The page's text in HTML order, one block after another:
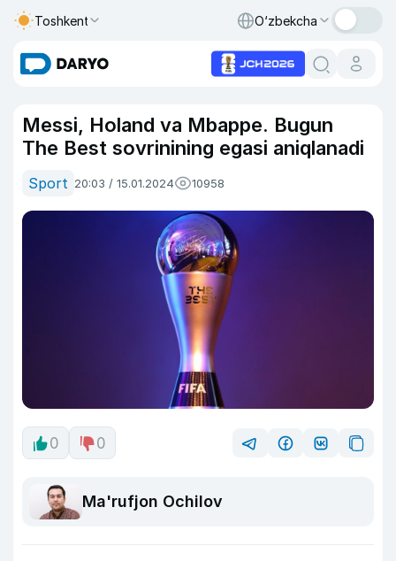
Toshkent O‘zbekcha
Messi, Holand va Mbappe. Bugun
The Best sovrinining egasi aniqlanadi
Sport 20:03 / 15.01.2024 10958
0 0
Ma'rufjon Ochilov